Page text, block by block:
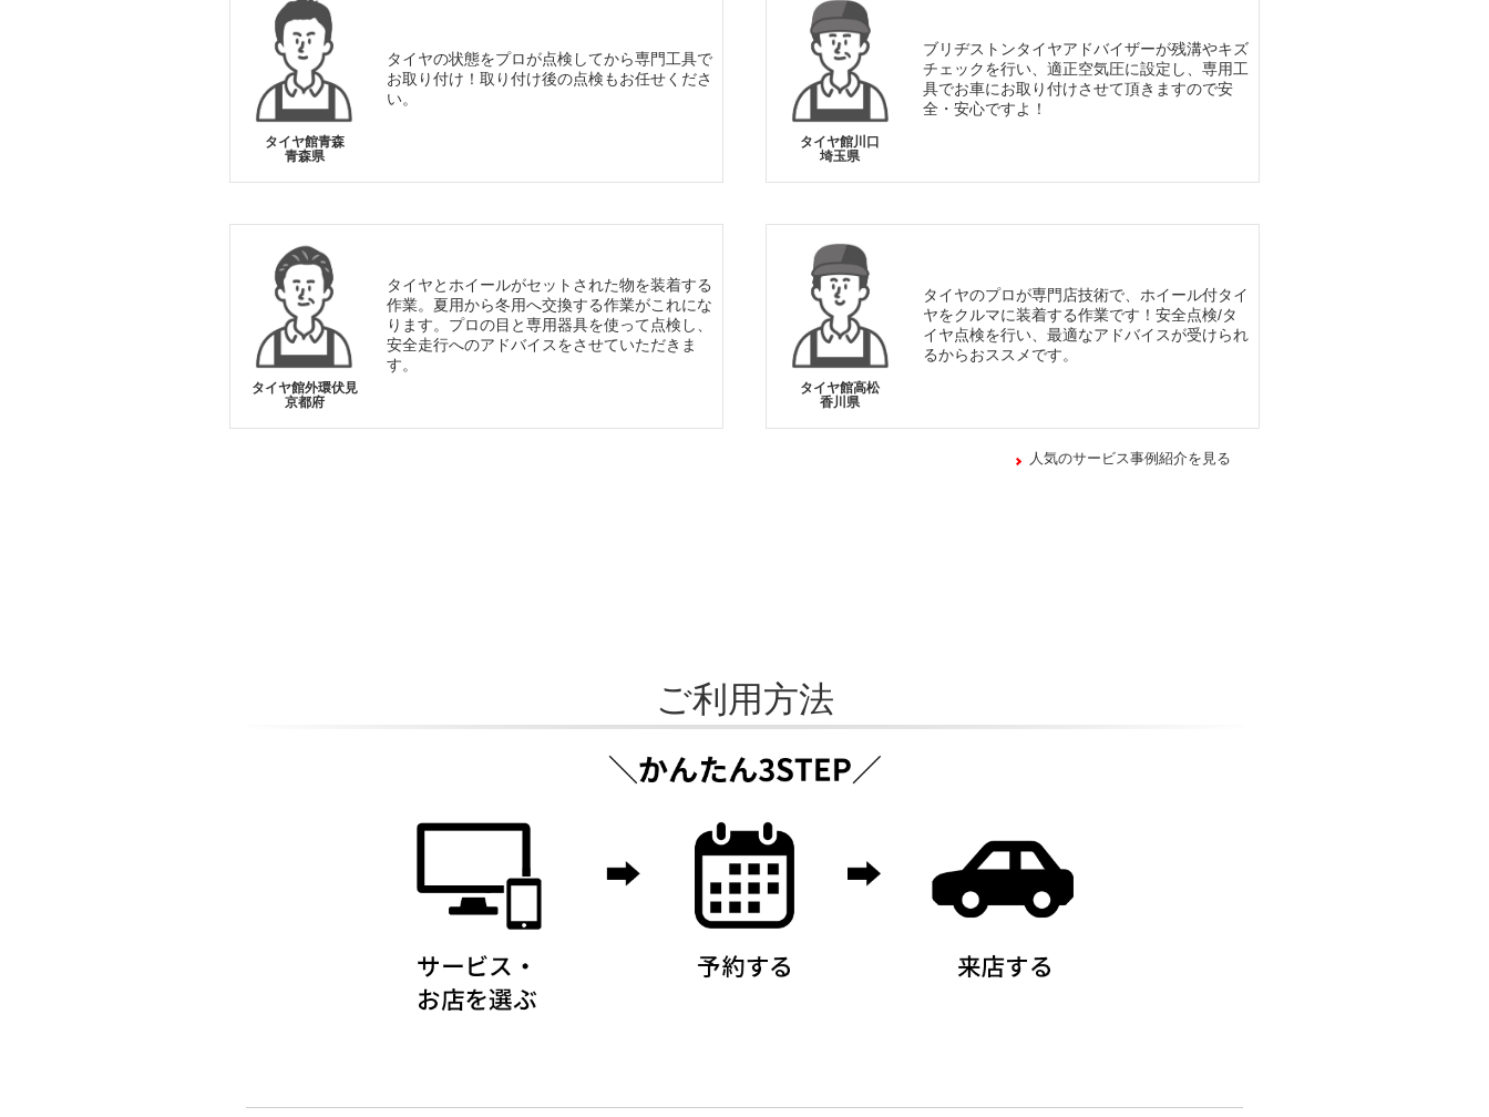
タイヤ館青森
青森県
タイヤの状態をプロが点検してから専門工具で
お取り付け！取り付け後の点検もお任せくださ
い。
タイヤ館川口
埼玉県
ブリヂストンタイヤアドバイザーが残溝やキズ
チェックを行い、適正空気圧に設定し、専用工
具でお車にお取り付けさせて頂きますので安
全・安心ですよ！
タイヤ館外環伏見
京都府
タイヤとホイールがセットされた物を装着する
作業。夏用から冬用へ交換する作業がこれにな
ります。プロの目と専用器具を使って点検し、
安全走行へのアドバイスをさせていただきま
す。
タイヤ館高松
香川県
タイヤのプロが専門店技術で、ホイール付タイ
ヤをクルマに装着する作業です！安全点検/タ
イヤ点検を行い、最適なアドバイスが受けられ
るからおススメです。
人気のサービス事例紹介を見る
ご利用方法